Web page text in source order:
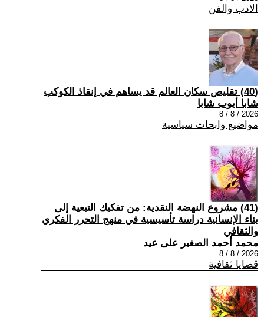
الادب والفن
(40) تقليص سكان العالم قد يساهم في إنقاذ الكوكب
شابا أيوب شابا
2026 / 8 / 8
مواضيع وابحاث سياسية
(41) مشروع النهضة النقدية: من تفكيك التبعية إلى
بناء الإنسانية دراسة تأسيسية في منهج التحرر الفكري
والثقافي
محمد أحمد الصغير على عيد
2026 / 8 / 8
قضايا ثقافية